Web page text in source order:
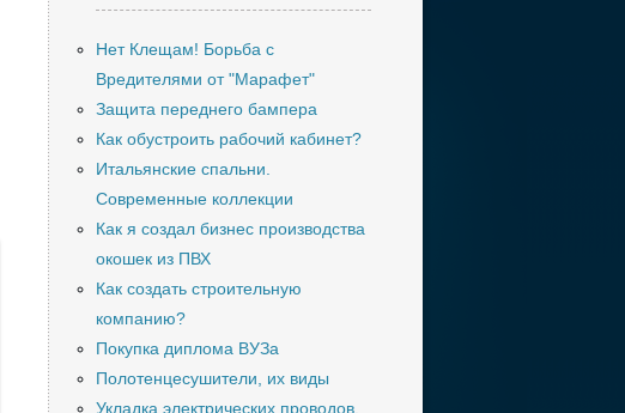
Нет Клещам! Борьба с
Вредителями от "Марафет"
Защита переднего бампера
Как обустроить рабочий кабинет?
Итальянские спальни.
Современные коллекции
Как я создал бизнес производства
окошек из ПВХ
Как создать строительную
компанию?
Покупка диплома ВУЗа
Полотенцесушители, их виды
Укладка электрических проводов.